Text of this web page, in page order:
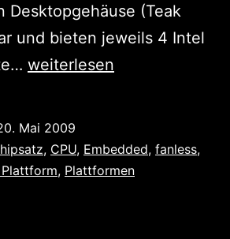
Desktopgehäuse (Teak
und bieten jeweils 4 Intel
Teak
immer
eine
weiterlesen
Mai 2009
, CPU, Embedded, fanless,
, Plattformen